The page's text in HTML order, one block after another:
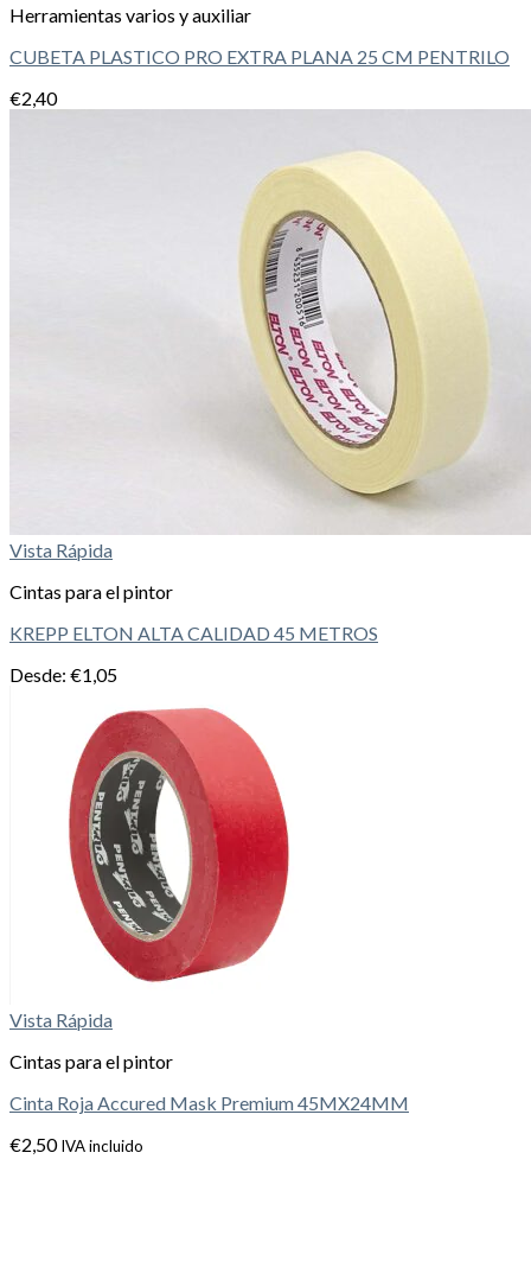
Herramientas varios y auxiliar
CUBETA PLASTICO PRO EXTRA PLANA 25 CM PENTRILO
€2,40
Vista Rápida
Cintas para el pintor
KREPP ELTON ALTA CALIDAD 45 METROS
Desde: €1,05
Vista Rápida
Cintas para el pintor
Cinta Roja Accured Mask Premium 45MX24MM
€2,50 IVA incluido